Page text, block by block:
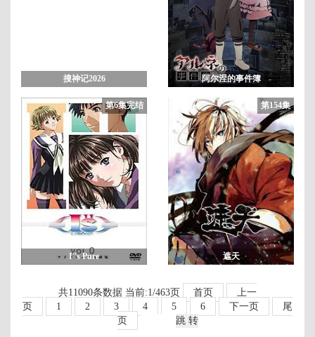
搜神记2026 阿尔涅的事件簿
第6集完结
I''s Pure
第154集
遮天
共11090条数据 当前:1/463页 首页
上一
页
1 2 3 4 5 6 下一页
尾
页